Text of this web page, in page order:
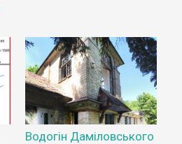
Водогін Даміловського